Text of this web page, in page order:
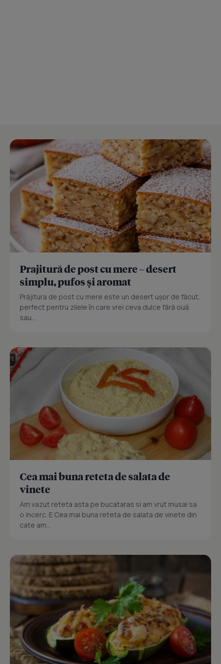
Prajitură de post cu mere – desert
simplu, pufos și aromat
Prăjitura de post cu mere este un desert ușor de făcut,
perfect pentru zilele în care vrei ceva dulce fără ouă
sau...
Cea mai buna reteta de salata de
vinete
Am vazut reteta asta pe bucataras si am vrut musai sa
o incerc. E Cea mai buna reteta de salata de vinete din
cate am...